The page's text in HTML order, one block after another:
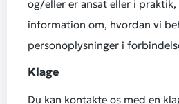
og/eller er ansat eller i
information om, hvordan vi
personoplysninger i
Klage
Du kan kontakte os med en